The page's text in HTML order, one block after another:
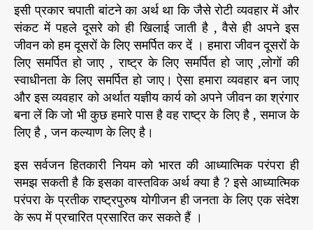
इसी प्रकार चपाती बांटने का अर्थ था कि जैसे रोटी व्यवहार में और
संकट में पहले दूसरे को ही खिलाई जाती है , वैसे ही अपने इस
जीवन को हम दूसरों के लिए समर्पित कर दें । हमारा जीवन दूसरों के
लिए समर्पित हो जाए , राष्ट्र के लिए समर्पित हो जाए ,लोगों की
स्वाधीनता के लिए समर्पित हो जाए। ऐसा हमारा व्यवहार बन जाए
और इस व्यवहार को अर्थात यज्ञीय कार्य को अपने जीवन का श्रंगार
बना लें कि जो भी कुछ हमारे पास है वह राष्ट्र के लिए है , समाज के
लिए है , जन कल्याण के लिए है।
इस सर्वजन हितकारी नियम को भारत की आध्यात्मिक परंपरा ही
समझ सकती है कि इसका वास्तविक अर्थ क्या है ? इसे आध्यात्मिक
परंपरा के प्रतीक राष्ट्रपुरुष योगीजन ही जनता के लिए एक संदेश
के रूप में प्रचारित प्रसारित कर सकते हैं ।